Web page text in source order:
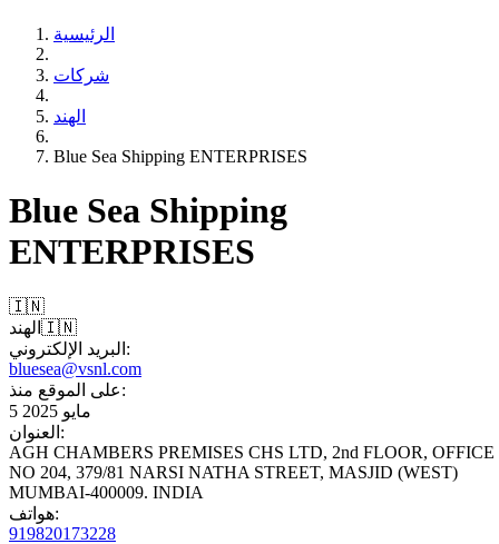
الرئيسية
شركات
الهند
Blue Sea Shipping ENTERPRISES
Blue Sea Shipping
ENTERPRISES
🇮🇳
الهند 🇮🇳
البريد الإلكتروني:
bluesea@vsnl.com
على الموقع منذ:
5 مايو 2025
العنوان:
AGH CHAMBERS PREMISES CHS LTD, 2nd FLOOR, OFFICE
NO 204, 379/81 NARSI NATHA STREET, MASJID (WEST)
MUMBAI-400009. INDIA
هواتف:
919820173228